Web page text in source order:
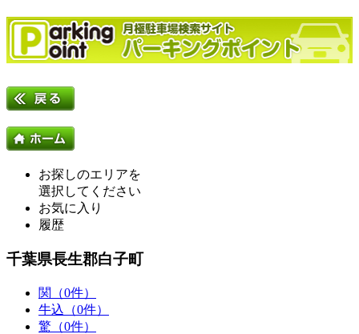
お探しのエリアを
選択してください
お気に入り
履歴
千葉県長生郡白子町
関（0件）
牛込（0件）
驚（0件）